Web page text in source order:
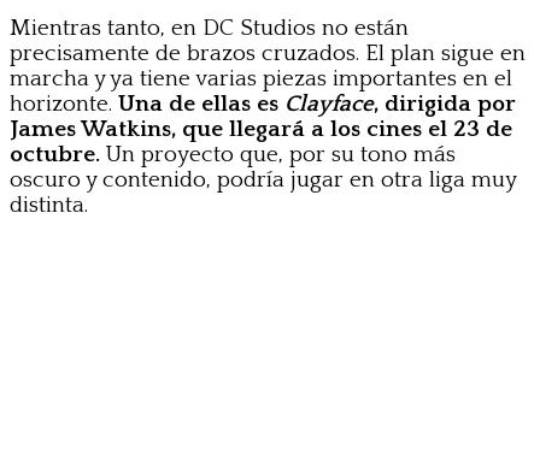
Mientras tanto, en DC Studios no están
precisamente de brazos cruzados. El plan sigue en
marcha y ya tiene varias piezas importantes en el
horizonte. Una de ellas es Clayface, dirigida por
James Watkins, que llegará a los cines el 23 de
octubre. Un proyecto que, por su tono más
oscuro y contenido, podría jugar en otra liga muy
distinta.